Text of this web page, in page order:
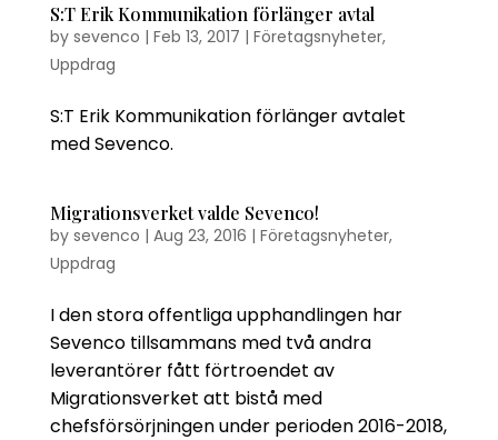
S:T Erik Kommunikation förlänger avtal
by sevenco | Feb 13, 2017 | Företagsnyheter,
Uppdrag
S:T Erik Kommunikation förlänger avtalet
med Sevenco.
Migrationsverket valde Sevenco!
by sevenco | Aug 23, 2016 | Företagsnyheter,
Uppdrag
I den stora offentliga upphandlingen har
Sevenco tillsammans med två andra
leverantörer fått förtroendet av
Migrationsverket att bistå med
chefsförsörjningen under perioden 2016-2018,